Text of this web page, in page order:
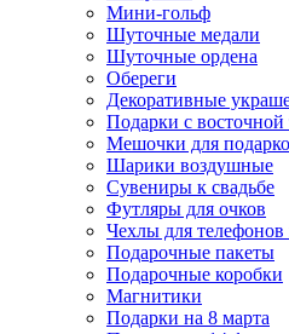
Мини-гольф
Шуточные медали
Шуточные ордена
Обереги
Декоративные
Подарки с восточной
Мешочки для
Шарики воздушные
Сувениры к свадьбе
Футляры для очков
Чехлы для
Подарочные пакеты
Подарочные коробки
Магнитики
Подарки на 8 марта